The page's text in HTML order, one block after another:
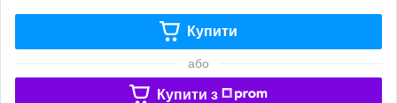
Купити
або
Купити з